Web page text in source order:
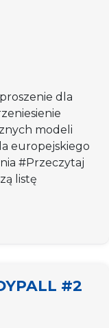
dla
modeli
europejskiego
#Przeczytaj
listę
#2